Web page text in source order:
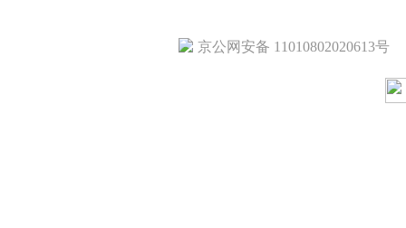
京公网安备 11010802020613号